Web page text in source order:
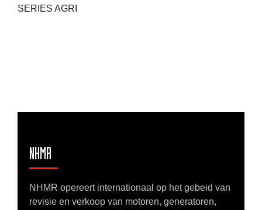
SERIES AGRI
NHMR
NHMR opereert internationaal op het gebeid van
revisie en verkoop van motoren, generatoren,